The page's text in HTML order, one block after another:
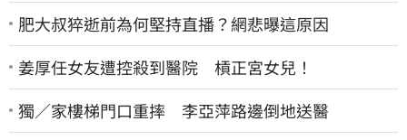
肥大叔猝逝前為何堅持直播？網悲曝這原因
姜厚任女友遭控殺到醫院 槓正宮女兒！
獨／家樓梯門口重摔 李亞萍路邊倒地送醫